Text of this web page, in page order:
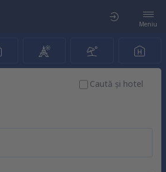
Meniu
Caută şi hotel